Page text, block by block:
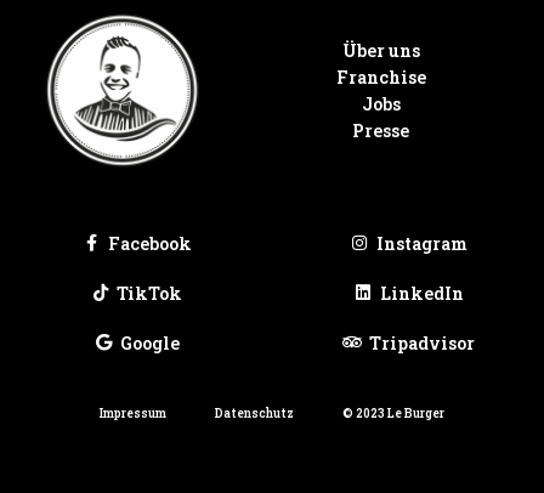
Über uns
Franchise
Jobs
Presse
Facebook Instagram
TikTok LinkedIn
Google Tripadvisor
Impressum Datenschutz © 2023 Le Burger